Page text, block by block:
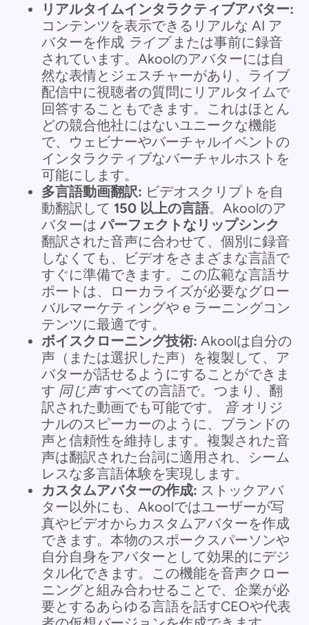
リアルタイムインタラクティブアバター:
コンテンツを表示できるリアルな AI ア
バターを作成 ライブまたは事前に録音
されています。Akoolのアバターには自
然な表情とジェスチャーがあり、ライブ
配信中に視聴者の質問にリアルタイムで
回答することもできます。これはほとん
どの競合他社にはないユニークな機能
で、ウェビナーやバーチャルイベントの
インタラクティブなバーチャルホストを
可能にします。
多言語動画翻訳: ビデオスクリプトを自
動翻訳して 150 以上の言語。Akoolのア
バターはパーフェクトなリップシンク
翻訳された音声に合わせて、個別に録音
しなくても、ビデオをさまざまな言語で
すぐに準備できます。この広範な言語サ
ポートは、ローカライズが必要なグロー
バルマーケティングや e ラーニングコン
テンツに最適です。
ボイスクローニング技術: Akoolは自分の
声（または選択した声）を複製して、ア
バターが話せるようにすることができま
す 同じ声すべての言語で。つまり、翻
訳された動画でも可能です。 音オリジ
ナルのスピーカーのように、ブランドの
声と信頼性を維持します。複製された音
声は翻訳された台詞に適用され、シーム
レスな多言語体験を実現します。
カスタムアバターの作成: ストックアバ
ター以外にも、Akoolではユーザーが写
真やビデオからカスタムアバターを作成
できます。本物のスポークスパーソンや
自分自身をアバターとして効果的にデジ
タル化できます。この機能を音声クロー
ニングと組み合わせることで、企業が必
要とするあらゆる言語を話すCEOや代表